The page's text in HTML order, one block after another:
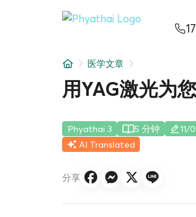
ไทย
医院分院
医学文章
用YAG激光为
Phyathai 3 5 分钟
11/
AI Translated
分享